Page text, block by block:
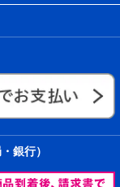
銀行）